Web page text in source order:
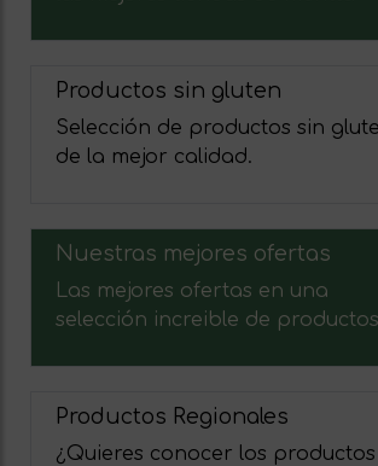
Productos sin gluten
Selección de productos sin
de la mejor calidad.
Nuestras mejores ofertas
Las mejores ofertas en una
selección increible de
Productos Regionales
¿Quieres conocer los productos